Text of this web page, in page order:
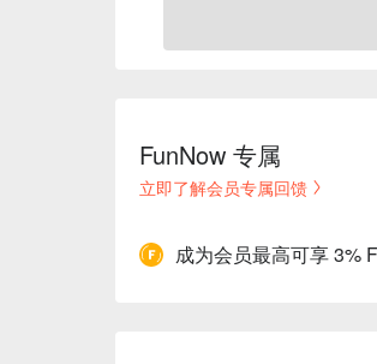
FunNow 专属
立即了解会员专属回馈
成为会员最高可享 3%